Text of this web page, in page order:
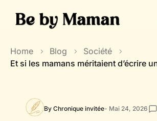
Home Blog
Société
Et si les mamans méritaient d’écrire
By Chronique invitée- Mai 24, 2026